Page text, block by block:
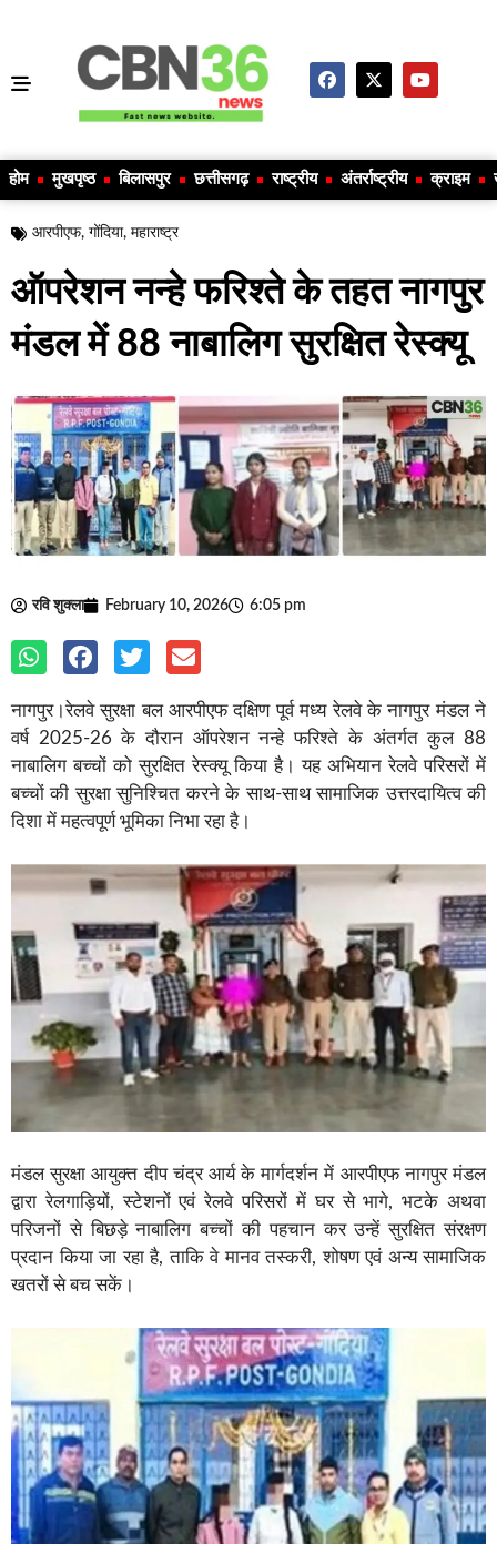
होम मुखपृष्ठ बिलासपुर छत्तीसगढ़ राष्ट्रीय अंतर्राष्ट्रीय क्राइम
आरपीएफ, गोंदिया, महाराष्ट्र
ऑपरेशन नन्हे फरिश्ते के तहत नागपुर
मंडल में 88 नाबालिग सुरक्षित रेस्क्यू
रवि शुक्ला February 10, 2026 6:05 pm
नागपुर।रेलवे सुरक्षा बल आरपीएफ दक्षिण पूर्व मध्य रेलवे के नागपुर मंडल ने
वर्ष 2025-26 के दौरान ऑपरेशन नन्हे फरिश्ते के अंतर्गत कुल 88
नाबालिग बच्चों को सुरक्षित रेस्क्यू किया है। यह अभियान रेलवे परिसरों में
बच्चों की सुरक्षा सुनिश्चित करने के साथ-साथ सामाजिक उत्तरदायित्व की
दिशा में महत्वपूर्ण भूमिका निभा रहा है।
मंडल सुरक्षा आयुक्त दीप चंद्र आर्य के मार्गदर्शन में आरपीएफ नागपुर मंडल
द्वारा रेलगाड़ियों, स्टेशनों एवं रेलवे परिसरों में घर से भागे, भटके अथवा
परिजनों से बिछड़े नाबालिग बच्चों की पहचान कर उन्हें सुरक्षित संरक्षण
प्रदान किया जा रहा है, ताकि वे मानव तस्करी, शोषण एवं अन्य सामाजिक
खतरों से बच सकें।